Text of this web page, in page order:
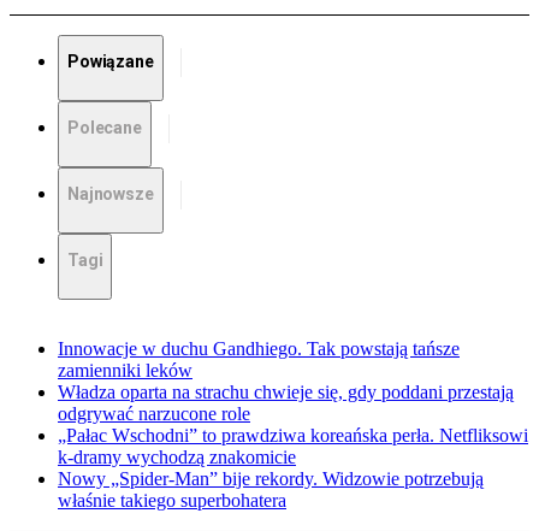
Powiązane
Polecane
Najnowsze
Tagi
Innowacje w duchu Gandhiego. Tak powstają tańsze
zamienniki leków
Władza oparta na strachu chwieje się, gdy poddani przestają
odgrywać narzucone role
„Pałac Wschodni” to prawdziwa koreańska perła. Netfliksowi
k-dramy wychodzą znakomicie
Nowy „Spider-Man” bije rekordy. Widzowie potrzebują
właśnie takiego superbohatera